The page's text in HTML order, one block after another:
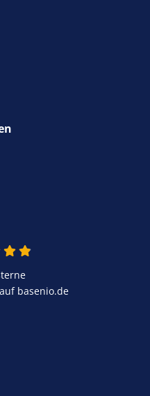
basenio.de